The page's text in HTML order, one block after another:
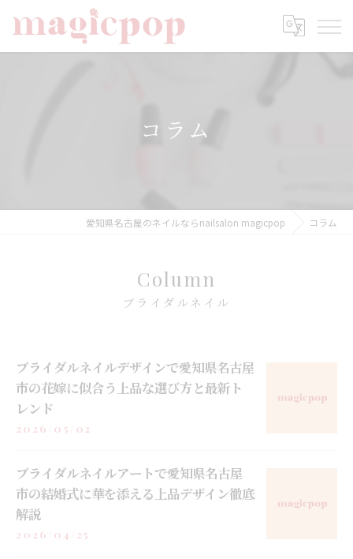
コラム
愛知県名古屋のネイルならnailsalon magicpop コラム
Column
ブライダルネイル
ブライダルネイルデザインで愛知県名古屋
市の花嫁に似合う上品な選び方と最新ト
レンド
2026/05/02
ブライダルネイルアートで愛知県名古屋
市の結婚式に華を添える上品デザイン徹底
解説
2026/04/25